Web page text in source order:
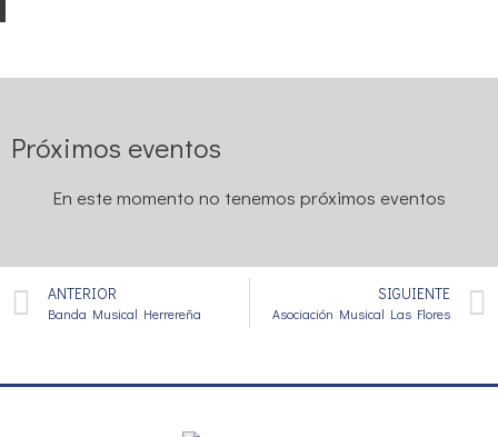
Próximos eventos
En este momento no tenemos próximos eventos
ANTERIOR
Banda Musical Herrereña
SIGUIENTE
Asociación Musical Las Flores